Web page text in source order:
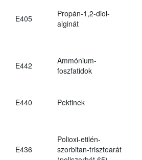
E405
Propán-1,2-diol-
alginát
E442
Ammónium-
foszfatidok
E440 Pektinek
E436
Polioxi-etilén-
szorbitan-trisztearát